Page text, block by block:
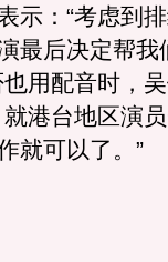
示：“考虑到
最后决定帮我
用配音时，
港台地区演
就可以了。”